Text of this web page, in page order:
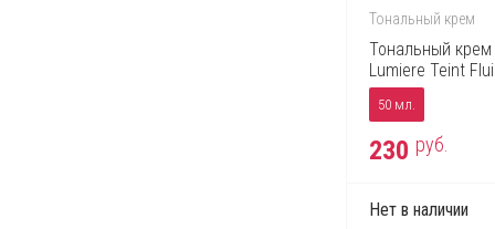
Тональный крем
Тональный
Lumiere Teint
50 мл.
230 руб.
Нет в наличии